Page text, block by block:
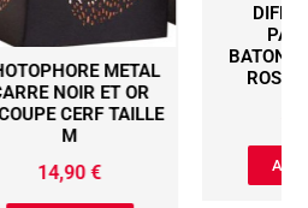
DIFFUSEUR DE
PARFUM A
BATONNETS 450ML
ROSE POURPRE
59,90